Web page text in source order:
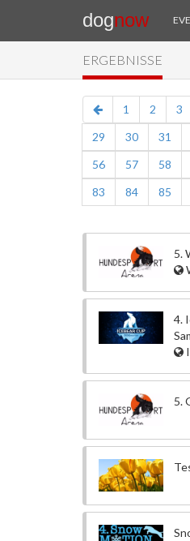
dognow
ERGEBNISSE
1 2 3
29
30 31
56
57 58
83
84 85
5.
4.
5.